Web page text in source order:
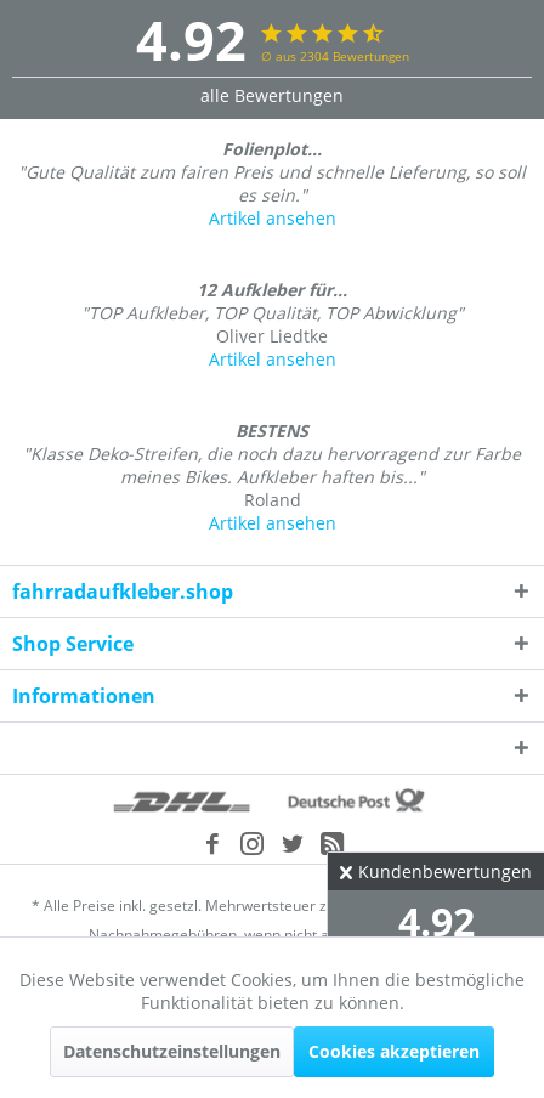
Kundenbewertungen
4.92
∅ aus 2304 Bewertungen
alle Bewertungen
4.92 ∅ aus 2304 Bewertungen
alle Bewertungen
Folienplot...
"Gute Qualität zum fairen Preis und schnelle Lieferung, so soll
es sein."
Artikel ansehen
12 Aufkleber für...
"TOP Aufkleber, TOP Qualität, TOP Abwicklung"
Oliver Liedtke
Artikel ansehen
BESTENS
"Klasse Deko-Streifen, die noch dazu hervorragend zur Farbe
meines Bikes. Aufkleber haften bis..."
Roland
Artikel ansehen
fahrradaufkleber.shop
Shop Service
Informationen
* Alle Preise inkl. gesetzl. Mehrwertsteuer zzgl. Versandkosten und ggf.
Nachnahmegebühren, wenn nicht anders beschrieben
Händler-Login Über uns Kontakt
Datenschutz
Widerrufsrecht
Versand und Zahlungsbedingungen
AGB
Impressum
Cookie-Einstellungen
Bewertungen
Funktionale Aktiv
Marketing Aktiv
Diese Website verwendet Cookies, um Ihnen die bestmögliche
Funktionalität bieten zu können.
Datenschutzeinstellungen Cookies akzeptieren